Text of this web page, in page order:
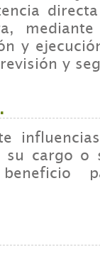
y
y
su cargo o